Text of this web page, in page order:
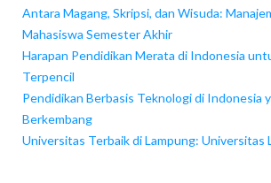
Antara Magang, Skripsi, dan Wisuda:
Mahasiswa Semester Akhir
Harapan Pendidikan Merata di Indonesia
Terpencil
Pendidikan Berbasis Teknologi di Indonesia
Berkembang
Universitas Terbaik di Lampung: Universitas